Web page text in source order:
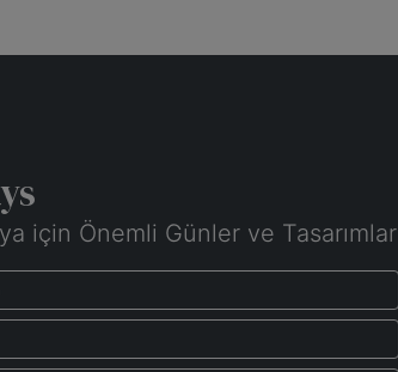
için Önemli Günler ve Tasarımlar